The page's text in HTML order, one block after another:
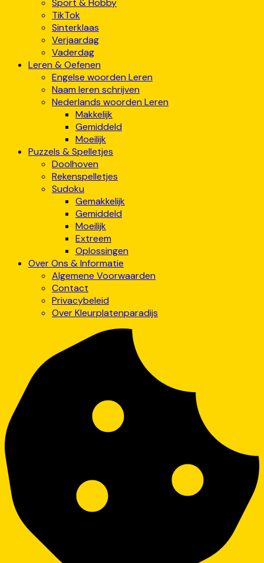
Sport & Hobby
TikTok
Sinterklaas
Verjaardag
Vaderdag
Leren & Oefenen
Engelse woorden Leren
Naam leren schrijven
Nederlands woorden Leren
Makkelijk
Gemiddeld
Moeilijk
Puzzels & Spelletjes
Doolhoven
Rekenspelletjes
Sudoku
Gemakkelijk
Gemiddeld
Moeilijk
Extreem
Oplossingen
Over Ons & Informatie
Algemene Voorwaarden
Contact
Privacybeleid
Over Kleurplatenparadijs